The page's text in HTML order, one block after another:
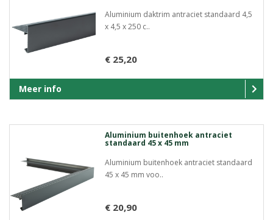
Aluminium daktrim antraciet standaard 4,5
x 4,5 x 250 c..
€ 25,20
Meer info
Aluminium buitenhoek antraciet
standaard 45 x 45 mm
Aluminium buitenhoek antraciet standaard
45 x 45 mm voo..
€ 20,90